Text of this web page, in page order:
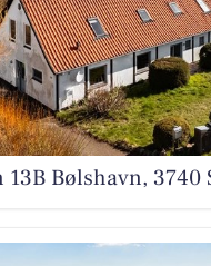
13B Bølshavn, 3740